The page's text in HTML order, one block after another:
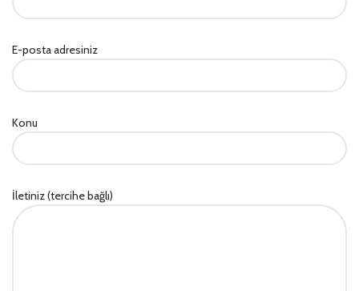
E-posta adresiniz
Konu
İletiniz (tercihe bağlı)